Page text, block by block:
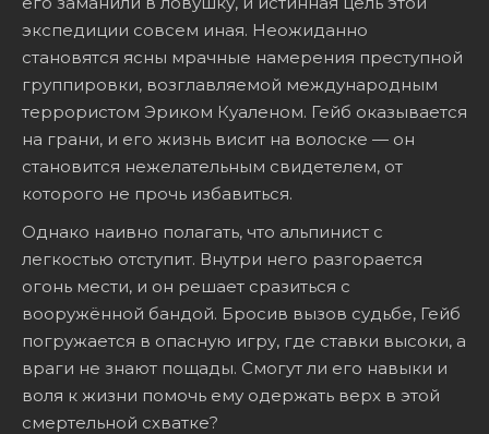
экспедиции совсем иная. Неожиданно
становятся ясны мрачные намерения преступной
группировки, возглавляемой международным
террористом Эриком Куаленом. Гейб оказывается
на грани, и его жизнь висит на волоске — он
становится нежелательным свидетелем, от
которого не прочь избавиться.
Однако наивно полагать, что альпинист с
легкостью отступит. Внутри него разгорается
огонь мести, и он решает сразиться с
вооружённой бандой. Бросив вызов судьбе, Гейб
погружается в опасную игру, где ставки высоки, а
враги не знают пощады. Смогут ли его навыки и
воля к жизни помочь ему одержать верх в этой
смертельной схватке?